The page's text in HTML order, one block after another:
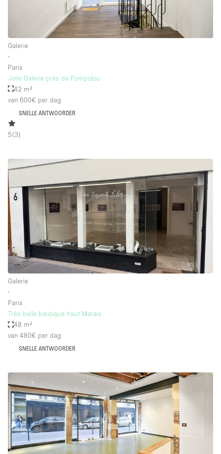
Galerie
∙
Paris
Jolie Galerie près de Pompidou
42 m²
van 600€ per dag
SNELLE ANTWOORDER
5(3)
Galerie
∙
Paris
Très belle boutique haut Marais
48 m²
van 480€ per dag
SNELLE ANTWOORDER